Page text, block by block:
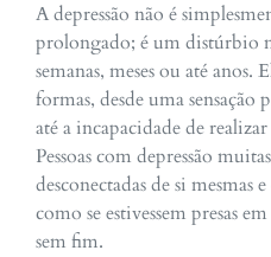
A depressão não é
prolongado; é um distúrbio
semanas, meses ou até anos.
formas, desde uma sensação
até a incapacidade de
Pessoas com depressão
desconectadas de si mesmas
como se estivessem presas
sem fim.